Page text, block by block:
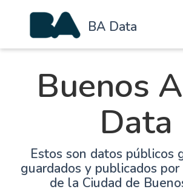
BA Data
Buenos
Data
Estos son datos públicos
guardados y publicados
de la Ciudad de